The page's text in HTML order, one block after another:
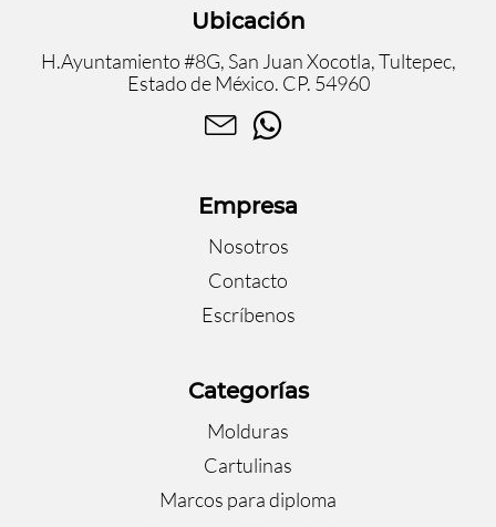
Ubicación
H.Ayuntamiento #8G, San Juan Xocotla, Tultepec,
Estado de México. CP. 54960
Empresa
Nosotros
Contacto
Escríbenos
Categorías
Molduras
Cartulinas
Marcos para diploma